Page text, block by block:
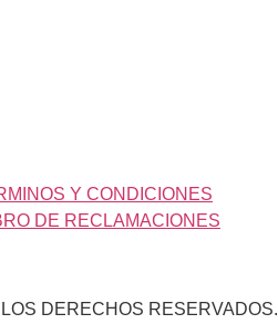
Y CONDICIONES
DE RECLAMACIONES
DERECHOS RESERVADOS.